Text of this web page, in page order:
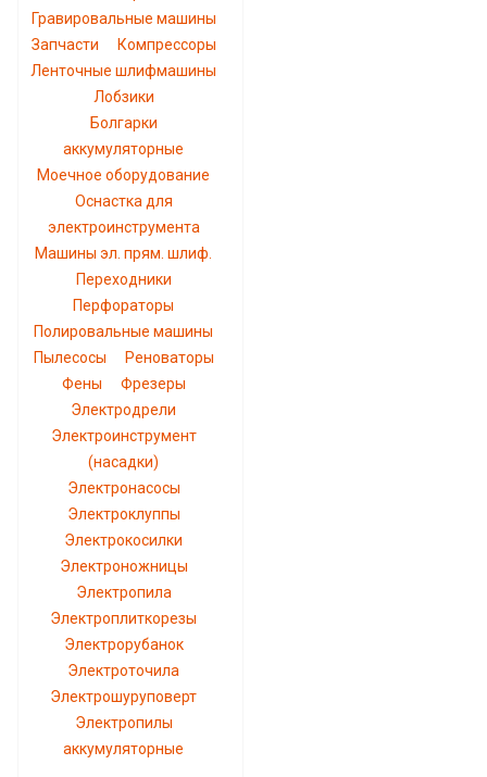
Гравировальные машины
Запчасти
Компрессоры
Ленточные шлифмашины
Лобзики
Болгарки
аккумуляторные
Моечное оборудование
Оснастка для
электроинструмента
Машины эл. прям. шлиф.
Переходники
Перфораторы
Полировальные машины
Пылесосы
Реноваторы
Фены
Фрезеры
Электродрели
Электроинструмент
(насадки)
Электронасосы
Электроклуппы
Электрокосилки
Электроножницы
Электропила
Электроплиткорезы
Электрорубанок
Электроточила
Электрошуруповерт
Электропилы
аккумуляторные